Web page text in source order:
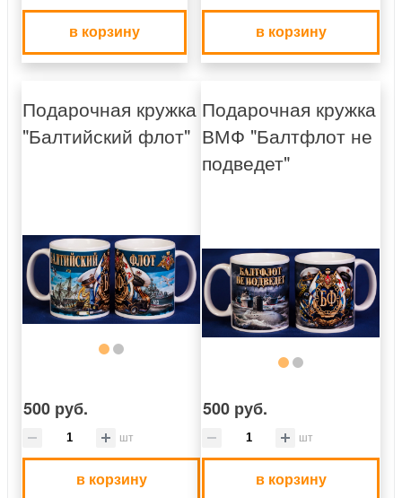
в корзину в корзину
Подарочная кружка
"Балтийский флот"
500 руб.
шт
в корзину
Подарочная кружка
ВМФ "Балтфлот не
подведет"
500 руб.
шт
в корзину